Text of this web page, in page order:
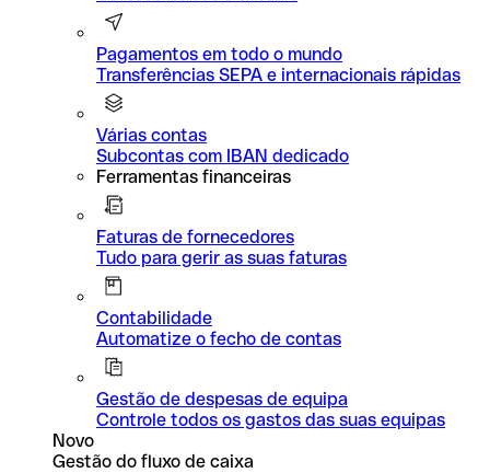
Pagamentos em todo o mundo
Transferências SEPA e internacionais rápidas
Várias contas
Subcontas com IBAN dedicado
Ferramentas financeiras
Faturas de fornecedores
Tudo para gerir as suas faturas
Contabilidade
Automatize o fecho de contas
Gestão de despesas de equipa
Controle todos os gastos das suas equipas
Novo
Gestão do fluxo de caixa